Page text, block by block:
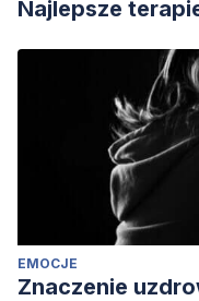
Najlepsze
EMOCJE
Znaczenie